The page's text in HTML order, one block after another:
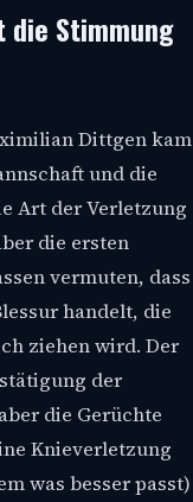
die Stimmung
Dittgen kam
und die
Art der Verletzung
die ersten
vermuten, dass
handelt, die
ziehen wird. Der
der
die Gerüchte
Knieverletzung
was besser passt)